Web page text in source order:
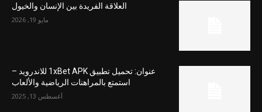
العلاقة الفريدة بين الإنسان والخيول
مايو 19, 2026
عنوان: تحميل تطبيق 1xBet APK للاندرويد –
استمتع بالمراهنات الرياضية والألعاب
أغسطس 13, 2025